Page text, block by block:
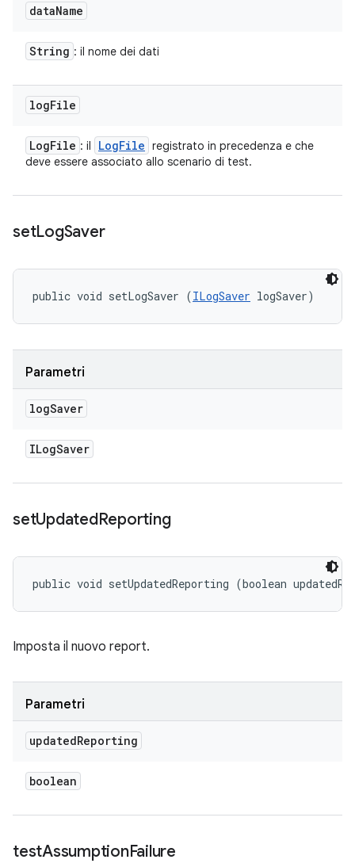
dataName
String : il nome dei dati
logFile
LogFile : il LogFile registrato in precedenza e che
deve essere associato allo scenario di test.
setLogSaver
public void setLogSaver (ILogSaver logSaver)
Parametri
logSaver
ILogSaver
setUpdatedReporting
public void setUpdatedReporting (boolean
Imposta il nuovo report.
Parametri
updatedReporting
boolean
testAssumptionFailure